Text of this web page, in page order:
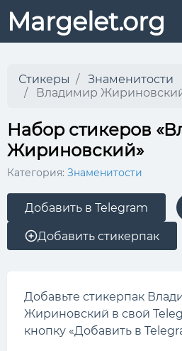
Margelet.org
Стикеры
Знаменитости
Владимир
Набор стикеров
Жириновский»
Категория: Знаменитости
Добавить в Telegram
Добавить стикерпак
Добавьте стикерпак
Жириновский в свой
кнопку «Добавить в